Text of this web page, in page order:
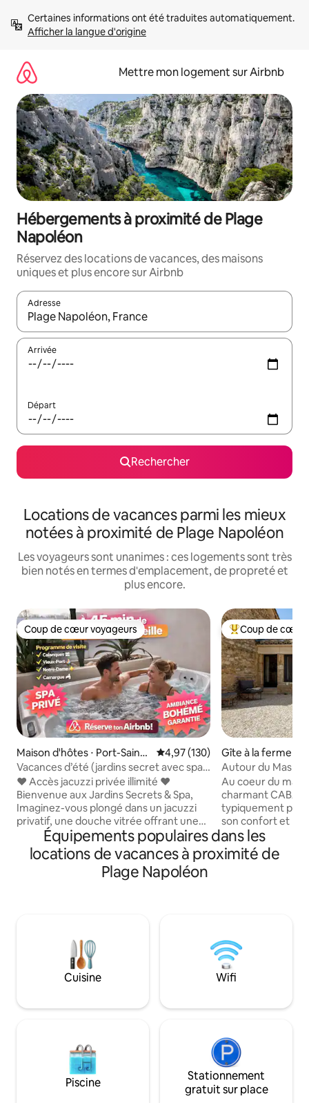
directement
Afficher la langue d'origine
Mettre mon logement sur Airbnb
Hébergements à proximité de Plage
Napoléon
Réservez des locations de vacances, des maisons
uniques et plus encore sur Airbnb
Adresse
Lorsque les résultats s'affichent, utilisez les flèches vers le
Arrivée
Départ
Rechercher
Locations de vacances parmi les mieux
notées à proximité de Plage Napoléon
Les voyageurs sont unanimes : ces logements sont très
bien notés en termes d'emplacement, de propreté et
plus encore.
Coup de cœur voyageurs
Coup de cœur voyageurs
Maison d'hôtes ⋅ Port-Saint-
Louis-du-Rhône
Évaluation moyenne sur la
4,97 (130)
Vacances d’été (jardins secret avec spa
privée)
❤️ Accès jacuzzi privée illimité ❤️
Bienvenue aux Jardins Secrets & Spa,
Imaginez-vous plongé dans un jacuzzi
privatif, une douche vitrée offrant une
vue sur un jardin de cactus, et une
terrasse intime pour savourer chaque
instant sous les étoiles. Un lieu pensé
pour l’évasion, la romance et le bien-
#spa #camargue #2026 Numéro1 sur
airbnb en Camargue
Coups de cœur
Coup de cœur
Gîte à la ferme ⋅
Autour du Mas -
Provence
Au coeur du
charmant
typiquement
son confort et le
coin de paradis
AUTOUR DU
exploitation
Provence à 10
Découvrez à 100
Équipements populaires dans les
locations de vacances à proximité de
Plage Napoléon
Cuisine Wifi
Piscine
Stationnement
gratuit sur place